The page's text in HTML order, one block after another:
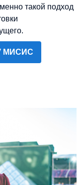
такой подход
МИСИС